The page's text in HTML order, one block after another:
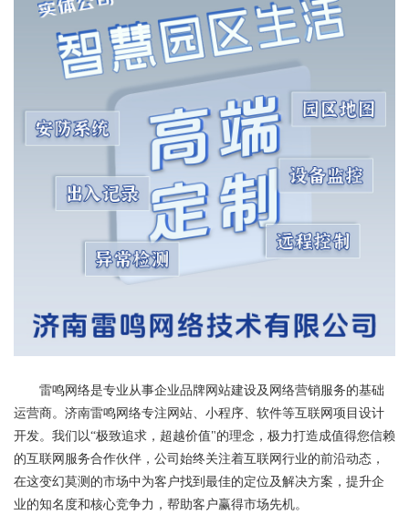
雷鸣网络是专业从事企业品牌网站建设及网络营销服务的基础
运营商。济南雷鸣网络专注网站、小程序、软件等互联网项目设计
开发。我们以“极致追求，超越价值"的理念，极力打造成值得您信赖
的互联网服务合作伙伴，公司始终关注着互联网行业的前沿动态，
在这变幻莫测的市场中为客户找到最佳的定位及解决方案，提升企
业的知名度和核心竞争力，帮助客户赢得市场先机。